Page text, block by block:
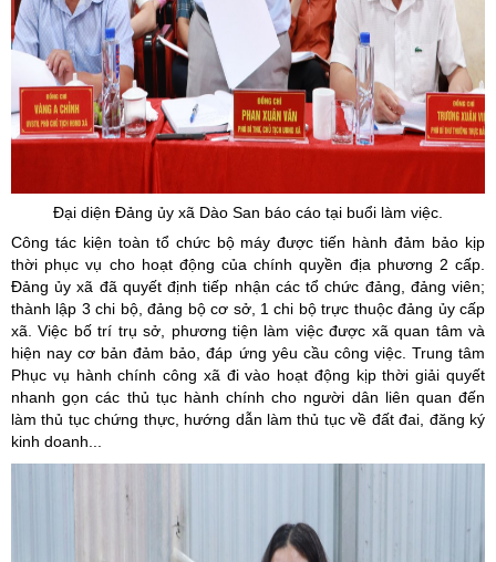
Đại diện Đảng ủy xã Dào San báo cáo tại buổi làm việc.
Công tác kiện toàn tổ chức bộ máy được tiến hành đảm bảo kịp
thời phục vụ cho hoạt động của chính quyền địa phương 2 cấp.
Đảng ủy xã đã quyết định tiếp nhận các tổ chức đảng, đảng viên;
thành lập 3 chi bộ, đảng bộ cơ sở, 1 chi bộ trực thuộc đảng ủy cấp
xã. Việc bố trí trụ sở, phương tiện làm việc được xã quan tâm và
hiện nay cơ bản đảm bảo, đáp ứng yêu cầu công việc. Trung tâm
Phục vụ hành chính công xã đi vào hoạt động kịp thời giải quyết
nhanh gọn các thủ tục hành chính cho người dân liên quan đến
làm thủ tục chứng thực, hướng dẫn làm thủ tục về đất đai, đăng ký
kinh doanh...